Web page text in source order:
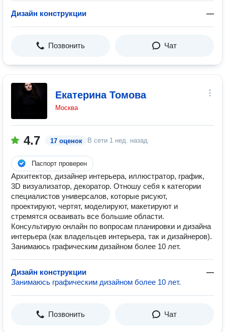
Дизайн конструкции —
Позвонить Чат
Екатерина Томова
Москва
4.7 17 оценок В сети 1 нед. назад
Паспорт проверен
Архитектор, дизайнер интерьера, иллюстратор, график,
3D визуализатор, декоратор. Отношу себя к категории
специалистов универсалов, которые рисуют,
проектируют, чертят, моделируют, макетируют и
стремятся осваивать все большие области.
Консультирую онлайн по вопросам планировки и дизайна
интерьера (как владельцев интерьера, так и дизайнеров).
Занимаюсь графическим дизайном более 10 лет.
Дизайн конструкции
—
Занимаюсь графическим дизайном более 10 лет.
Позвонить Чат